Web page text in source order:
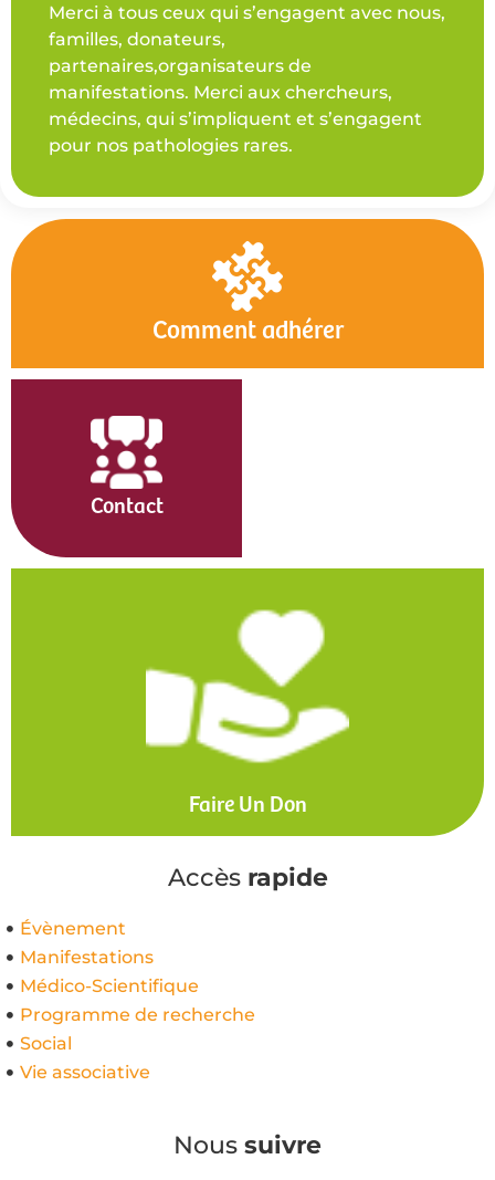
Merci à tous ceux qui s’engagent avec nous,
familles, donateurs,
partenaires,organisateurs de
manifestations. Merci aux chercheurs,
médecins, qui s’impliquent et s’engagent
pour nos pathologies rares.
Comment adhérer
Contact
Faire Un Don
Accès rapide
Évènement
Manifestations
Médico-Scientifique
Programme de recherche
Social
Vie associative
Nous suivre